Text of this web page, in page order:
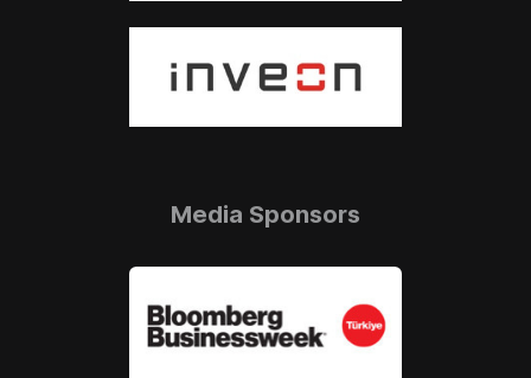
Media Sponsors